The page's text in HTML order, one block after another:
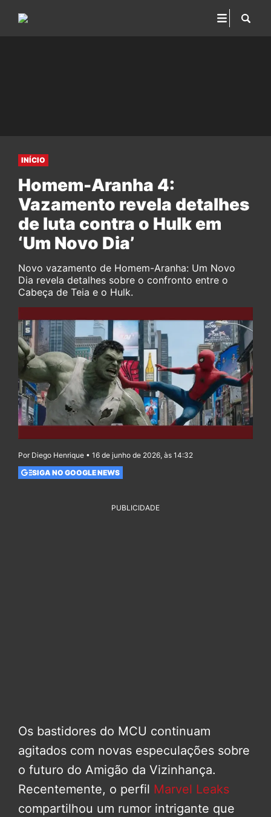
INÍCIO
Homem-Aranha 4:
Vazamento revela detalhes
de luta contra o Hulk em
‘Um Novo Dia’
Novo vazamento de Homem-Aranha: Um Novo
Dia revela detalhes sobre o confronto entre o
Cabeça de Teia e o Hulk.
Por Diego Henrique • 16 de junho de 2026, às 14:32
SIGA NO GOOGLE NEWS
PUBLICIDADE
Os bastidores do MCU continuam
agitados com novas especulações sobre
o futuro do Amigão da Vizinhança.
Recentemente, o perfil Marvel Leaks
compartilhou um rumor intrigante que